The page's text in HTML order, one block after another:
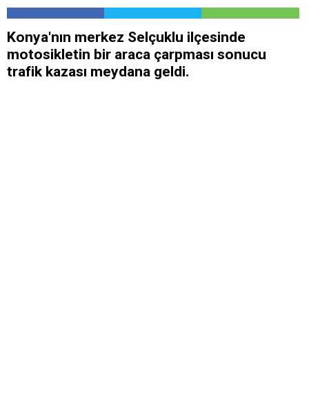
Konya'nın merkez Selçuklu ilçesinde
motosikletin bir araca çarpması sonucu
trafik kazası meydana geldi.